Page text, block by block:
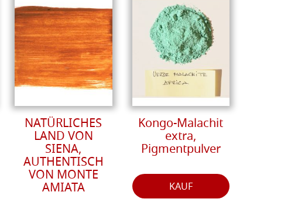
NATÜRLICHES
LAND VON
SIENA,
AUTHENTISCH
VON MONTE
AMIATA
Kongo-Malachit
extra,
Pigmentpulver
KAUF